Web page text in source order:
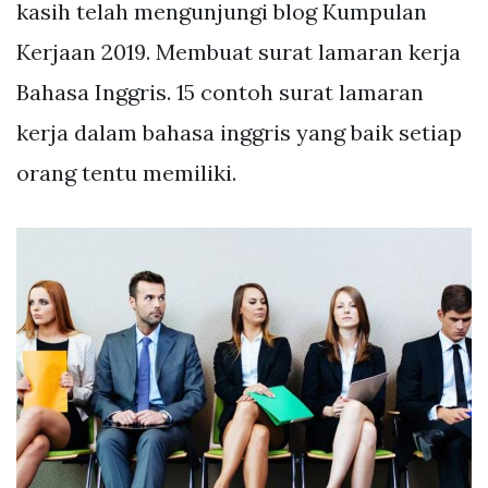
kasih telah mengunjungi blog Kumpulan
Kerjaan 2019. Membuat surat lamaran kerja
Bahasa Inggris. 15 contoh surat lamaran
kerja dalam bahasa inggris yang baik setiap
orang tentu memiliki.